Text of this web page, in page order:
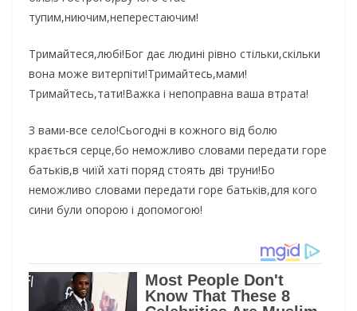
тупим,ниючим,неперестаючим!
Тримайтеся,любі!Бог дає людині рівно стільки,скільки
вона може витерпіти!Тримайтесь,мами!
Тримайтесь,тати!Важка і непоправна ваша втрата!
З вами-все село!Сьогодні в кожного від болю
крається серце,бо неможливо словами передати горе
батьків,в чиїй хаті поряд стоять дві труни!Бо
неможливо словами передати горе батьків,для кого
сини були опорою і допомогою!